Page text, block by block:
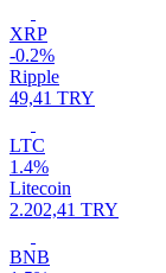
XRP
-0.2%
Ripple
49,41 TRY
LTC
1.4%
Litecoin
2.202,41 TRY
BNB